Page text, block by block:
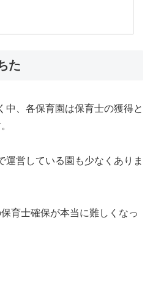
た
中、各保育園は保育士の獲得と
運営している園も少なくありま
育士確保が本当に難しくなっ